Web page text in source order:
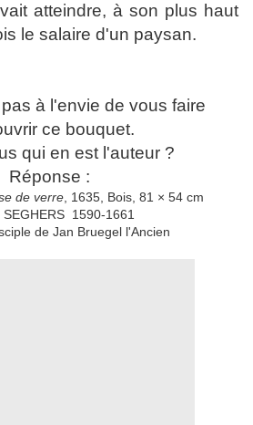
atteindre, à son plus haut
le salaire d'un paysan.
à l'envie de vous faire
ce bouquet.
qui en est l'auteur ?
Réponse :
de verre, 1635, Bois, 81 × 54 cm
SEGHERS 1590-1661
de Jan Bruegel l'Ancien